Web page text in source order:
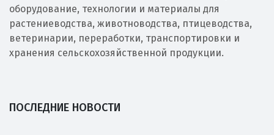
оборудование, технологии и материалы для
растениеводства, животноводства, птицеводства,
ветеринарии, переработки, транспортировки и
хранения сельскохозяйственной продукции.
ПОСЛЕДНИЕ НОВОСТИ